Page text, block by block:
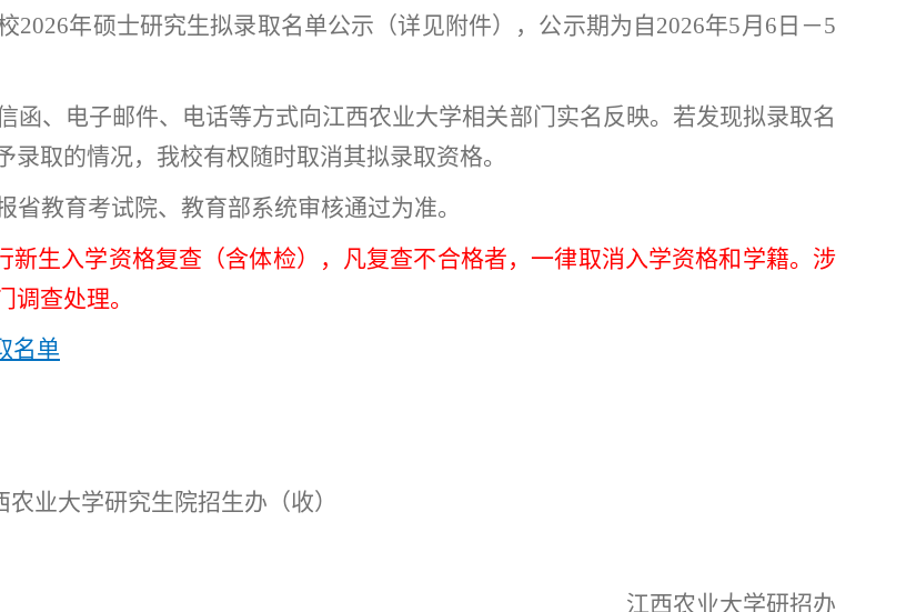
年硕士研究生拟录取名单公示（详见附件），公示期为自2026年5月6日－5
函、电子邮件、电话等方式向江西农业大学相关部门实名反映。若发现拟录取名
取的情况，我校有权随时取消其拟录取资格。
教育考试院、教育部系统审核通过为准。
新生入学资格复查（含体检），凡复查不合格者，一律取消入学资格和学籍。涉
查处理。
名单
业大学研究生院招生办（收）
江西农业大学研招办